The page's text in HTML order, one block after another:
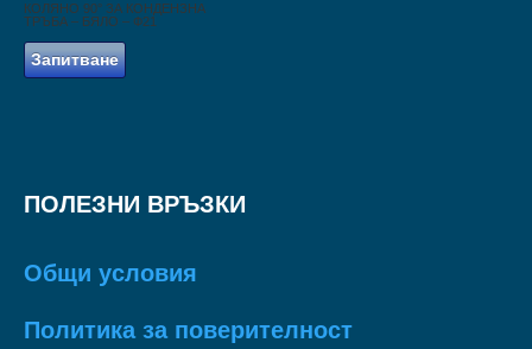
КОЛЯНО 90° ЗА КОНДЕНЗНА
ТРЪБА – БЯЛО – Ф21
Запитване
ПОЛЕЗНИ ВРЪЗКИ
Общи условия
Политика за поверителност